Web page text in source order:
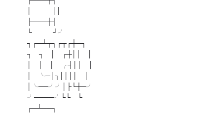
├───┼┤
└ ┘╯
┐┌─┴┬┐┌┬┌┼─┐
┐ ┐ │ ┌┼││ │
│ │ │ ╭┤││ │
│ ╰─│┐││││ │
│╰──╯╯│├└┼─╯
╯────╯└└ └
┌─┴──┐